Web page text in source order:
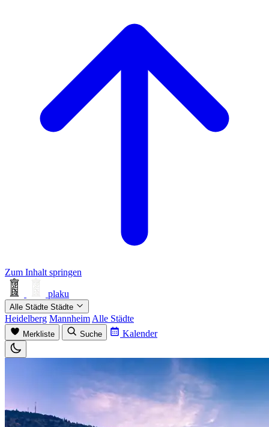
Zum Inhalt springen
plaku
Alle Städte Städte
Heidelberg Mannheim Alle Städte
Merkliste Suche Kalender